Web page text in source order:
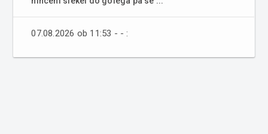
07.08.2026 ob 11:53 - - :